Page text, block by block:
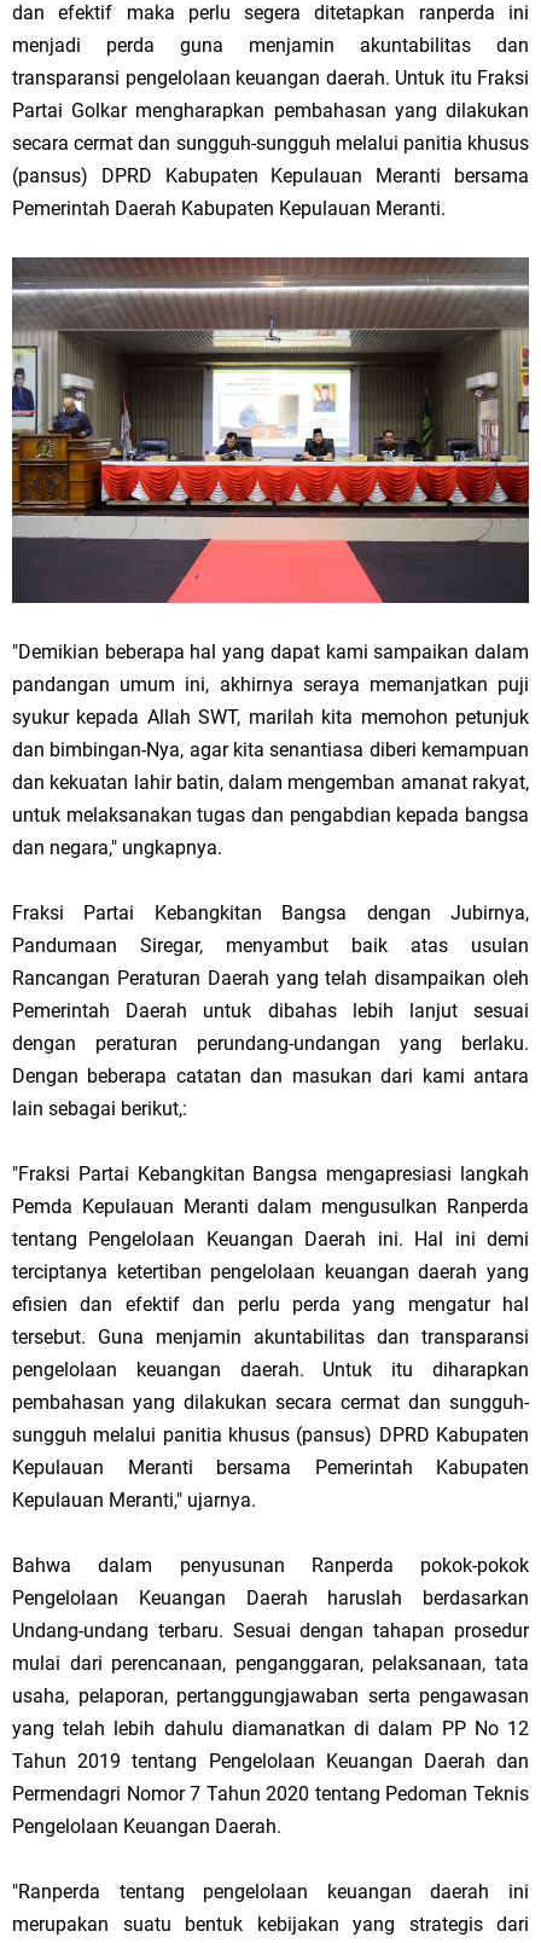
dan efektif maka perlu segera ditetapkan ranperda ini
menjadi perda guna menjamin akuntabilitas dan
transparansi pengelolaan keuangan daerah. Untuk itu Fraksi
Partai Golkar mengharapkan pembahasan yang dilakukan
secara cermat dan sungguh-sungguh melalui panitia khusus
(pansus) DPRD Kabupaten Kepulauan Meranti bersama
Pemerintah Daerah Kabupaten Kepulauan Meranti.
"Demikian beberapa hal yang dapat kami sampaikan dalam
pandangan umum ini, akhirnya seraya memanjatkan puji
syukur kepada Allah SWT, marilah kita memohon petunjuk
dan bimbingan-Nya, agar kita senantiasa diberi kemampuan
dan kekuatan lahir batin, dalam mengemban amanat rakyat,
untuk melaksanakan tugas dan pengabdian kepada bangsa
dan negara," ungkapnya.
Fraksi Partai Kebangkitan Bangsa dengan Jubirnya,
Pandumaan Siregar, menyambut baik atas usulan
Rancangan Peraturan Daerah yang telah disampaikan oleh
Pemerintah Daerah untuk dibahas lebih lanjut sesuai
dengan peraturan perundang-undangan yang berlaku.
Dengan beberapa catatan dan masukan dari kami antara
lain sebagai berikut,:
"Fraksi Partai Kebangkitan Bangsa mengapresiasi langkah
Pemda Kepulauan Meranti dalam mengusulkan Ranperda
tentang Pengelolaan Keuangan Daerah ini. Hal ini demi
terciptanya ketertiban pengelolaan keuangan daerah yang
efisien dan efektif dan perlu perda yang mengatur hal
tersebut. Guna menjamin akuntabilitas dan transparansi
pengelolaan keuangan daerah. Untuk itu diharapkan
pembahasan yang dilakukan secara cermat dan sungguh-
sungguh melalui panitia khusus (pansus) DPRD Kabupaten
Kepulauan Meranti bersama Pemerintah Kabupaten
Kepulauan Meranti," ujarnya.
Bahwa dalam penyusunan Ranperda pokok-pokok
Pengelolaan Keuangan Daerah haruslah berdasarkan
Undang-undang terbaru. Sesuai dengan tahapan prosedur
mulai dari perencanaan, penganggaran, pelaksanaan, tata
usaha, pelaporan, pertanggungjawaban serta pengawasan
yang telah lebih dahulu diamanatkan di dalam PP No 12
Tahun 2019 tentang Pengelolaan Keuangan Daerah dan
Permendagri Nomor 7 Tahun 2020 tentang Pedoman Teknis
Pengelolaan Keuangan Daerah.
"Ranperda tentang pengelolaan keuangan daerah ini
merupakan suatu bentuk kebijakan yang strategis dari